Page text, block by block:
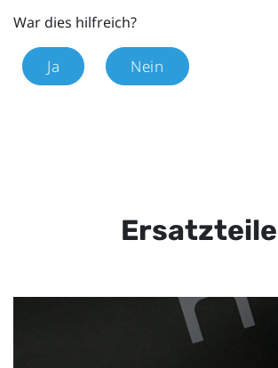
War dies hilfreich?
Ja Nein
Ersatzteile